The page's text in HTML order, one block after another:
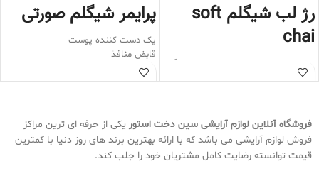
رژ لب شیگلم soft
chai
دارای 2 سر , یک سر خط لب و سر دیگر
رژ لب می باشد
ماندگاری عالی
بسیار نرم و روان
روی لب تکه تکه نمی شود
پرایمر شیگلم صورتی
یک دست کننده پوست
قابض منافذ
زیرساز آرایش
به دلیل دارا بودن ویتامین c به مرور
دارای کلاژن و جوان کننده پوست
محافظ 24 ساعته پوست
چربی پوست را کاهش می دهد
فروشگاه آنلاین لوازم آرایشی سین دخت استور یکی از حرفه ای ترین مراکز
فروش لوازم آرایشی می باشد که با ارائه بهترین برند های روز دنیا با کمترین
قیمت توانسته رضایت کامل مشتریان خود را جلب کند.